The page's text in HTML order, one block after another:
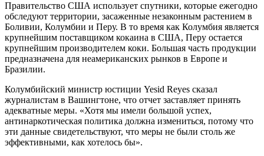
Правительство США использует спутники, которые ежегодно
обследуют территории, засаженные незаконным растением в
Боливии, Колумбии и Перу. В то время как Колумбия является
крупнейшим поставщиком кокаина в США, Перу остается
крупнейшим производителем коки. Большая часть продукции
предназначена для неамериканских рынков в Европе и
Бразилии.
Колумбийский министр юстиции Yesid Reyes сказал
журналистам в Вашингтоне, что отчет заставляет принять
адекватные меры. «Хотя мы имели большой успех,
антинаркотическая политика должна измениться, потому что
эти данные свидетельствуют, что меры не были столь же
эффективными, как хотелось бы».